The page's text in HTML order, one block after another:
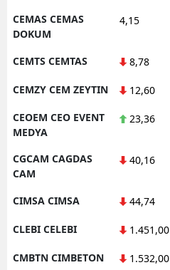
CEMAS CEMAS
DOKUM
4,15
CEMTS CEMTAS 8,78
CEMZY CEM ZEYTIN 12,60
CEOEM CEO EVENT
MEDYA
23,36
CGCAM CAGDAS
CAM
40,16
CIMSA CIMSA 44,74
CLEBI CELEBI 1.451,00
CMBTN CIMBETON 1.532,00